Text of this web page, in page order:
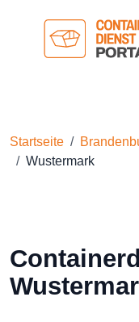
Startseite
Wustermark